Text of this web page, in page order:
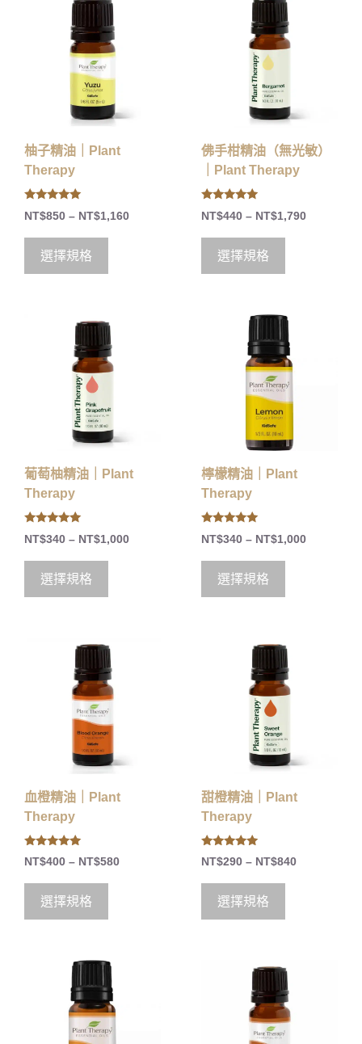
柚子精油｜Plant
Therapy
5.00
out of 5
NT$850 – NT$1,160
選擇規格
佛手柑精油（無光敏）
｜Plant Therapy
4.75
out of 5
NT$440 – NT$1,790
選擇規格
葡萄柚精油｜Plant
Therapy
5.00
out of 5
NT$340 – NT$1,000
選擇規格
檸檬精油｜Plant
Therapy
5.00
out of 5
NT$340 – NT$1,000
選擇規格
血橙精油｜Plant
Therapy
5.00
out of 5
NT$400 – NT$580
選擇規格
甜橙精油｜Plant
Therapy
5.00
out of 5
NT$290 – NT$840
選擇規格